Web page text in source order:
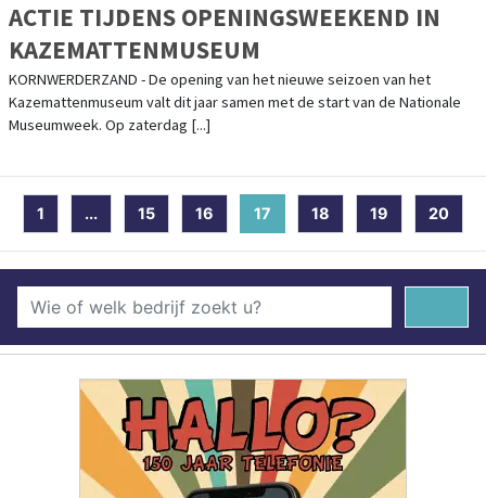
ACTIE TIJDENS OPENINGSWEEKEND IN
KAZEMATTENMUSEUM
KORNWERDERZAND - De opening van het nieuwe seizoen van het
Kazemattenmuseum valt dit jaar samen met de start van de Nationale
Museumweek. Op zaterdag [...]
1 ... 15 16 17 (current)
18 19 20